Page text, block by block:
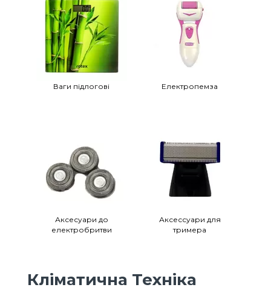
Ваги підлогові Електропемза
Аксесуари до
електробритви
Аксессуари для
тримера
Кліматична Техніка